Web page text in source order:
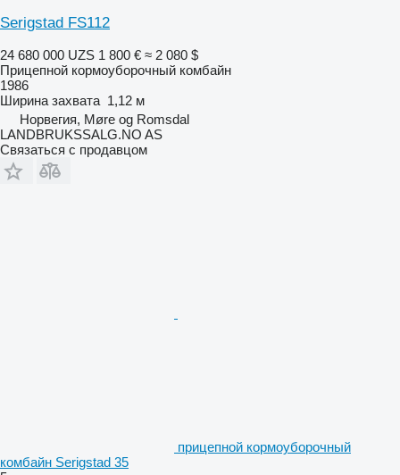
Serigstad FS112
24 680 000 UZS 1 800 € ≈ 2 080 $
Прицепной кормоуборочный комбайн
1986
Ширина захвата 1,12 м
Норвегия, Møre og Romsdal
LANDBRUKSSALG.NO AS
Связаться с продавцом
прицепной кормоуборочный
комбайн Serigstad 35